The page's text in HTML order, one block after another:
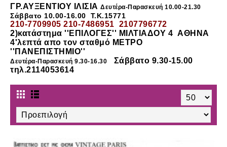
ΓΡ.ΑΥΞΕΝΤΙΟΥ ΙΛΙΣΙΑ Δευτέρα-Παρασκευή 10.00-21.30
Σάββατο 10.00-16.00 Τ.Κ.15771
210-7709905 210-7486951 2107796772
2)κατάστημα ''ΕΠΙΛΟΓΕΣ'' ΜΙΛΤΙΑΔΟΥ 4 ΑΘΗΝΑ
4'λεπτά απο τον σταθμό ΜΕΤΡΟ
''ΠΑΝΕΠΙΣΤΗΜΙΟ''
Δευτέρα-Παρασκευή 9.30-16.30
Σάββατο 9.30-15.00
τηλ.2114053614